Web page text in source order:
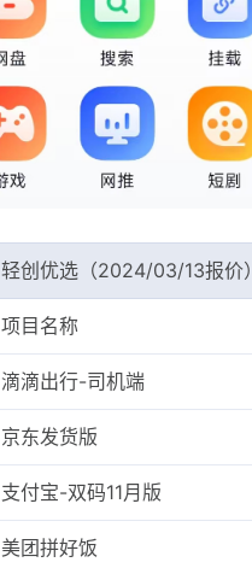
轻创优选（2024/03/13报价）
项目名称
滴滴出行-司机端
京东发货版
支付宝-双码11月版
美团拼好饭